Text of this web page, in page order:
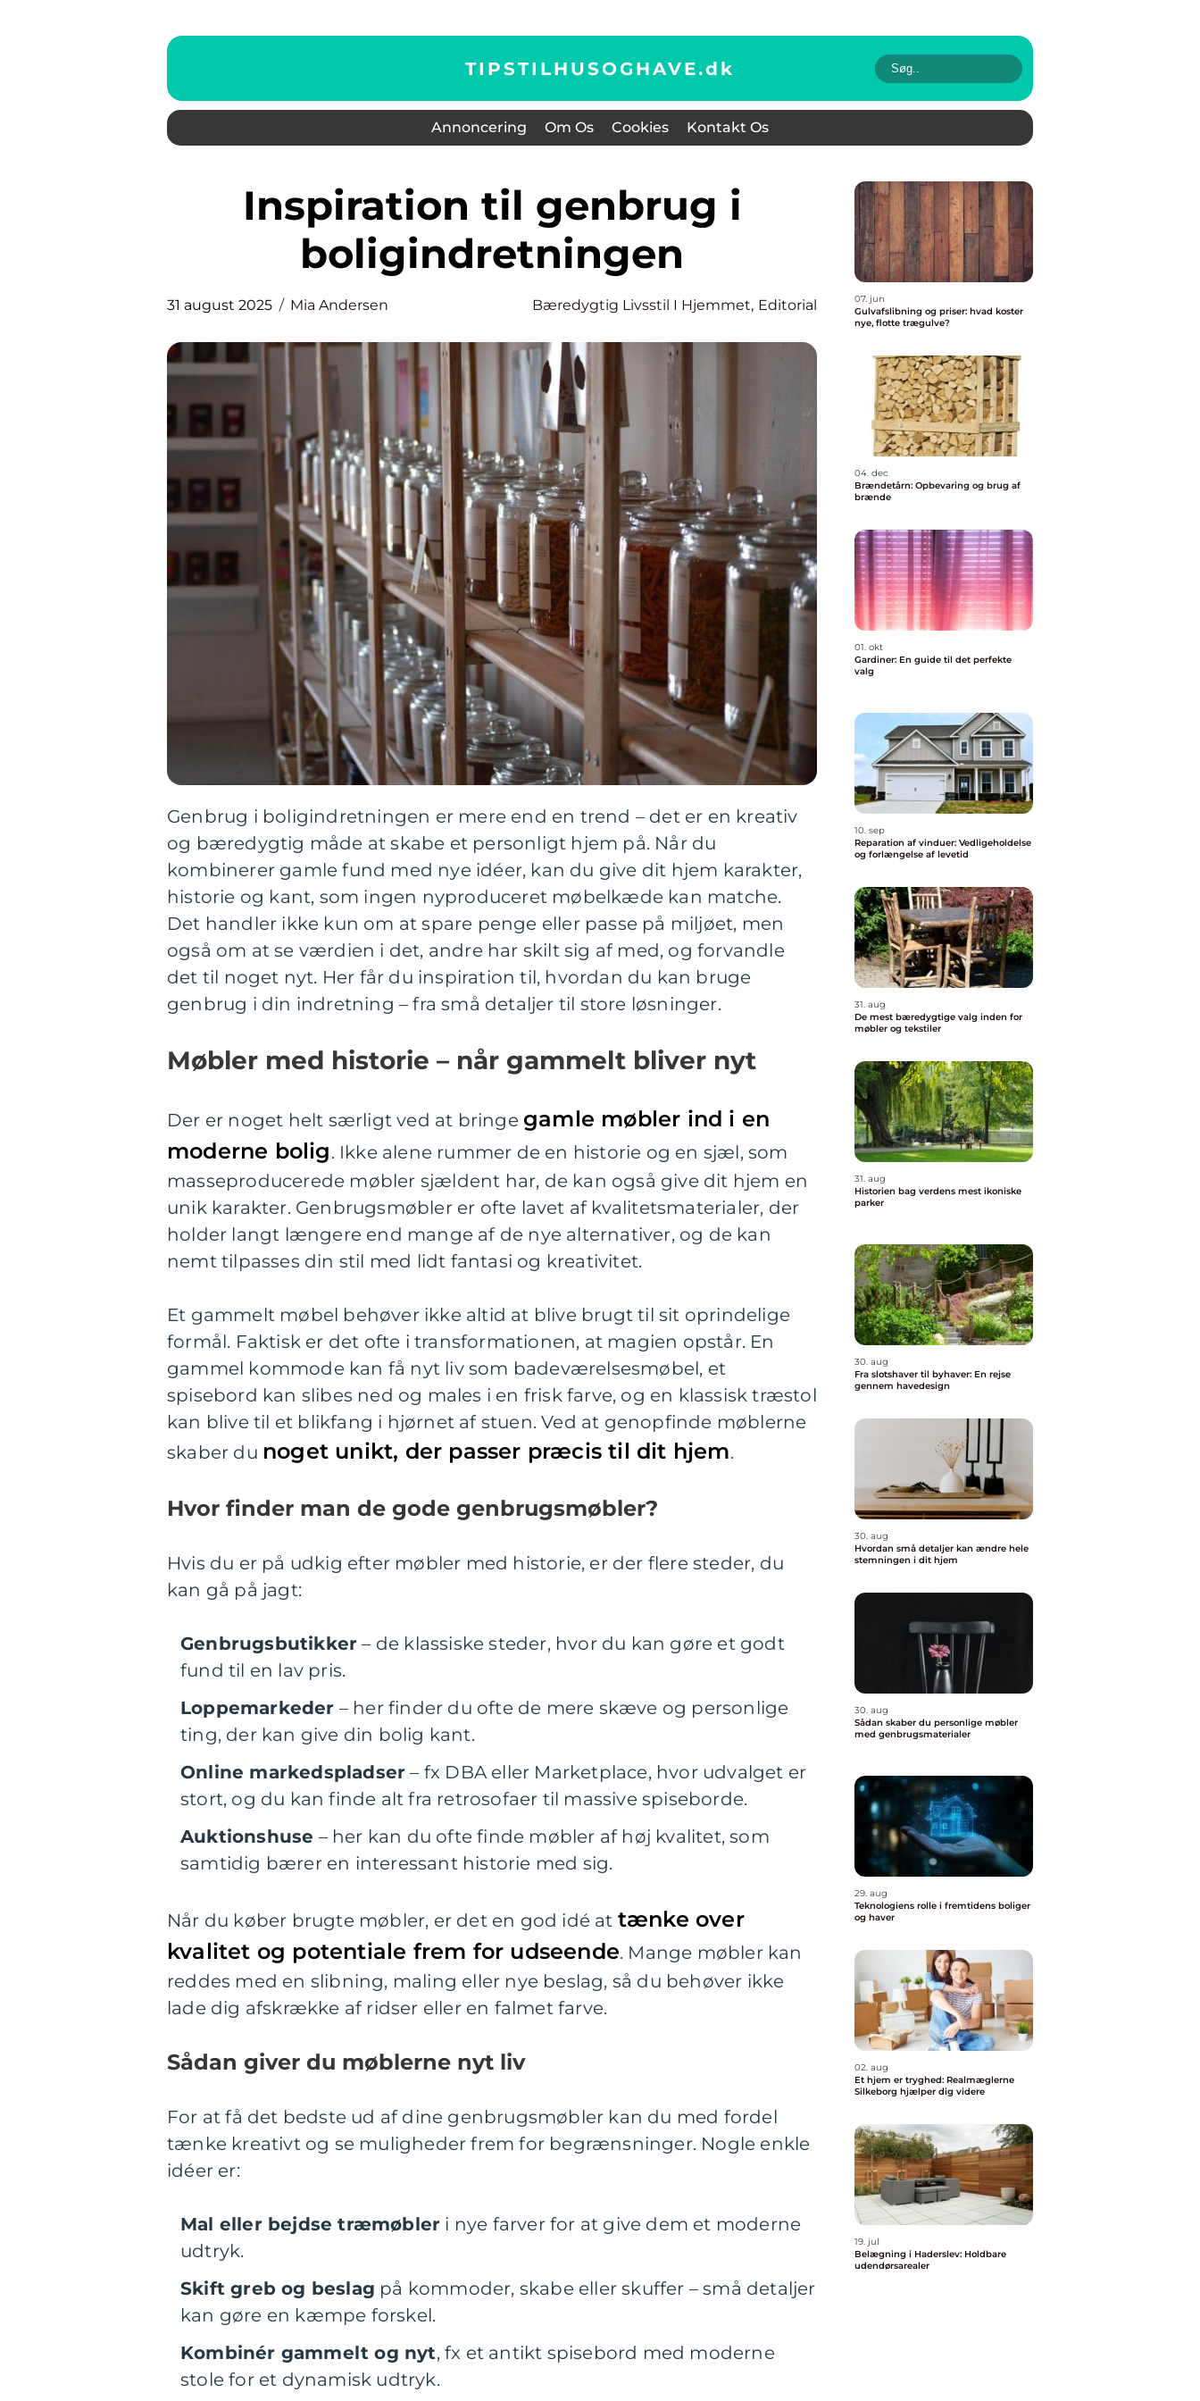
TIPSTILHUSOGHAVE.dk
Annoncering Om Os Cookies Kontakt Os
Inspiration til genbrug i
boligindretningen
31 august 2025 Mia Andersen Bæredygtig Livsstil I Hjemmet, Editorial
Genbrug i boligindretningen er mere end en trend – det er en kreativ
og bæredygtig måde at skabe et personligt hjem på. Når du
kombinerer gamle fund med nye idéer, kan du give dit hjem karakter,
historie og kant, som ingen nyproduceret møbelkæde kan matche.
Det handler ikke kun om at spare penge eller passe på miljøet, men
også om at se værdien i det, andre har skilt sig af med, og forvandle
det til noget nyt. Her får du inspiration til, hvordan du kan bruge
genbrug i din indretning – fra små detaljer til store løsninger.
Møbler med historie – når gammelt bliver nyt
Der er noget helt særligt ved at bringe gamle møbler ind i en
moderne bolig. Ikke alene rummer de en historie og en sjæl, som
masseproducerede møbler sjældent har, de kan også give dit hjem en
unik karakter. Genbrugsmøbler er ofte lavet af kvalitetsmaterialer, der
holder langt længere end mange af de nye alternativer, og de kan
nemt tilpasses din stil med lidt fantasi og kreativitet.
Et gammelt møbel behøver ikke altid at blive brugt til sit oprindelige
formål. Faktisk er det ofte i transformationen, at magien opstår. En
gammel kommode kan få nyt liv som badeværelsesmøbel, et
spisebord kan slibes ned og males i en frisk farve, og en klassisk træstol
kan blive til et blikfang i hjørnet af stuen. Ved at genopfinde møblerne
skaber du noget unikt, der passer præcis til dit hjem.
Hvor finder man de gode genbrugsmøbler?
Hvis du er på udkig efter møbler med historie, er der flere steder, du
kan gå på jagt:
Genbrugsbutikker – de klassiske steder, hvor du kan gøre et godt
fund til en lav pris.
Loppemarkeder – her finder du ofte de mere skæve og personlige
ting, der kan give din bolig kant.
Online markedspladser – fx DBA eller Marketplace, hvor udvalget er
stort, og du kan finde alt fra retrosofaer til massive spiseborde.
Auktionshuse – her kan du ofte finde møbler af høj kvalitet, som
samtidig bærer en interessant historie med sig.
Når du køber brugte møbler, er det en god idé at tænke over
kvalitet og potentiale frem for udseende. Mange møbler kan
reddes med en slibning, maling eller nye beslag, så du behøver ikke
lade dig afskrække af ridser eller en falmet farve.
Sådan giver du møblerne nyt liv
For at få det bedste ud af dine genbrugsmøbler kan du med fordel
tænke kreativt og se muligheder frem for begrænsninger. Nogle enkle
idéer er:
Mal eller bejdse træmøbler i nye farver for at give dem et moderne
udtryk.
Skift greb og beslag på kommoder, skabe eller skuffer – små detaljer
kan gøre en kæmpe forskel.
Kombinér gammelt og nyt, fx et antikt spisebord med moderne
stole for et dynamisk udtryk.
07. jun
Gulvafslibning og priser: hvad koster
nye, flotte trægulve?
04. dec
Brændetårn: Opbevaring og brug af
brænde
01. okt
Gardiner: En guide til det perfekte
valg
10. sep
Reparation af vinduer: Vedligeholdelse
og forlængelse af levetid
31. aug
De mest bæredygtige valg inden for
møbler og tekstiler
31. aug
Historien bag verdens mest ikoniske
parker
30. aug
Fra slotshaver til byhaver: En rejse
gennem havedesign
30. aug
Hvordan små detaljer kan ændre hele
stemningen i dit hjem
30. aug
Sådan skaber du personlige møbler
med genbrugsmaterialer
29. aug
Teknologiens rolle i fremtidens boliger
og haver
02. aug
Et hjem er tryghed: Realmæglerne
Silkeborg hjælper dig videre
19. jul
Belægning i Haderslev: Holdbare
udendørsarealer